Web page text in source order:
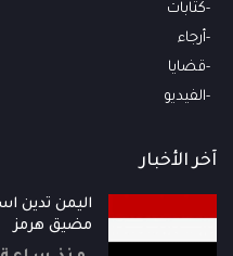
كتابات
أرجاء
قضايا
الفيديو
آخر الأخبار
اليمن تدين
مضيق هرمز